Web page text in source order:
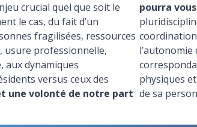
crucial quel que soit le
le cas, du fait d’un
fragilisées, ressources
usure professionnelle,
aux dynamiques
versus ceux des
une volonté de notre part
pourra
physiques
de sa